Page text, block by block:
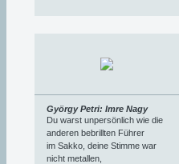
György Petri: Imre Nagy
Du warst unpersönlich wie die
anderen bebrillten Führer
im Sakko, deine Stimme war
nicht metallen,